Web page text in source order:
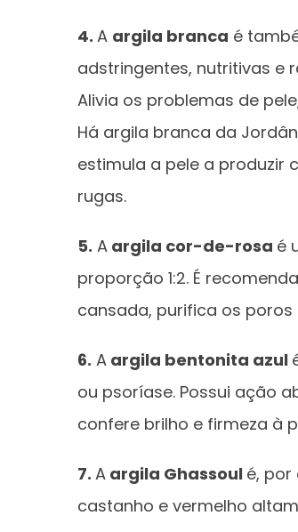
4. A argila branca é
adstringentes, nutritivas e
Alivia os problemas de
Há argila branca da
estimula a pele a produzir
rugas.
5. A argila cor-de-rosa é
proporção 1:2. É
cansada, purifica os
6. A argila bentonita azul
ou psoríase. Possui ação
confere brilho e firmeza à
7. A argila Ghassoul é, por
castanho e vermelho